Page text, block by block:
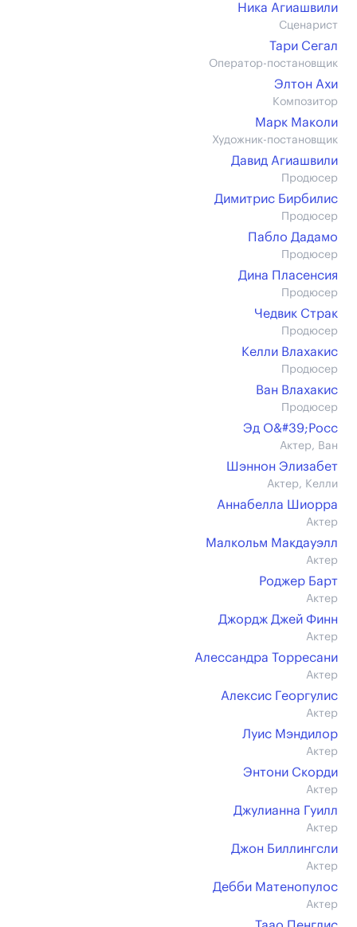
Ника Агиашвили
Сценарист
Тари Сегал
Оператор-постановщик
Элтон Ахи
Композитор
Марк Маколи
Художник-постановщик
Давид Агиашвили
Продюсер
Димитрис Бирбилис
Продюсер
Пабло Дадамо
Продюсер
Дина Пласенсия
Продюсер
Чедвик Страк
Продюсер
Келли Влахакис
Продюсер
Ван Влахакис
Продюсер
Эд О&#39;Росс
Актер, Ван
Шэннон Элизабет
Актер, Келли
Аннабелла Шиорра
Актер
Малкольм Макдауэлл
Актер
Роджер Барт
Актер
Джордж Джей Финн
Актер
Алессандра Торресани
Актер
Алексис Георгулис
Актер
Луис Мэндилор
Актер
Энтони Скорди
Актер
Джулианна Гуилл
Актер
Джон Биллингсли
Актер
Дебби Матенопулос
Актер